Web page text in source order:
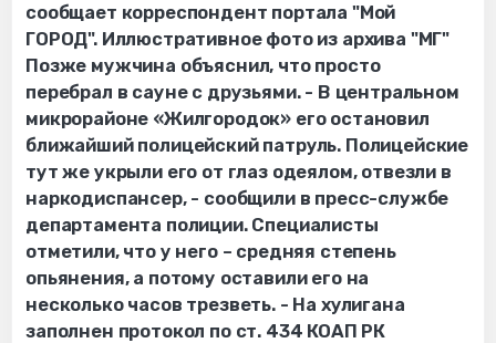
сообщает корреспондент портала "Мой
ГОРОД". Иллюстративное фото из архива "МГ"
Позже мужчина объяснил, что просто
перебрал в сауне с друзьями. - В центральном
микрорайоне «Жилгородок» его остановил
ближайший полицейский патруль. Полицейские
тут же укрыли его от глаз одеялом, отвезли в
наркодиспансер, - сообщили в пресс-службе
департамента полиции. Специалисты
отметили, что у него – средняя степень
опьянения, а потому оставили его на
несколько часов трезветь. - На хулигана
заполнен протокол по ст. 434 КОАП РК